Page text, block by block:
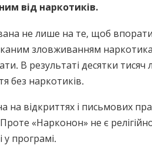
від наркотиків.
не лише на те, щоб
зловживанням
В результаті десятки
без наркотиків.
на відкриттях і письмових
Проте «Нарконон» не є
у програмі.